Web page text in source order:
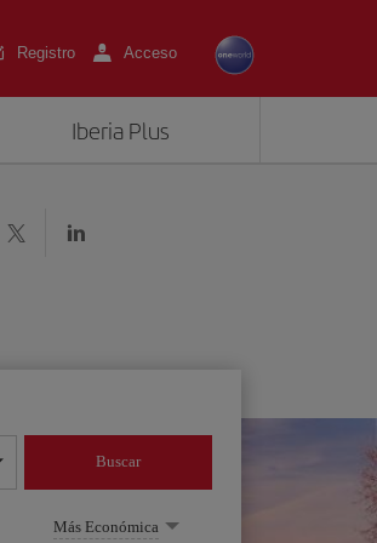
Registro Acceso
Iberia Plus
Buscar
Más Económica